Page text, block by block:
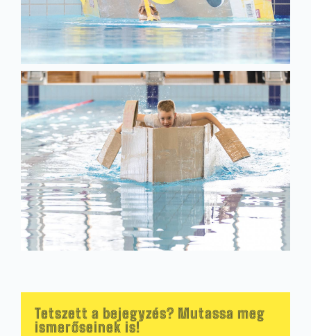
Tetszett a bejegyzés? Mutassa meg
ismerőseinek is!